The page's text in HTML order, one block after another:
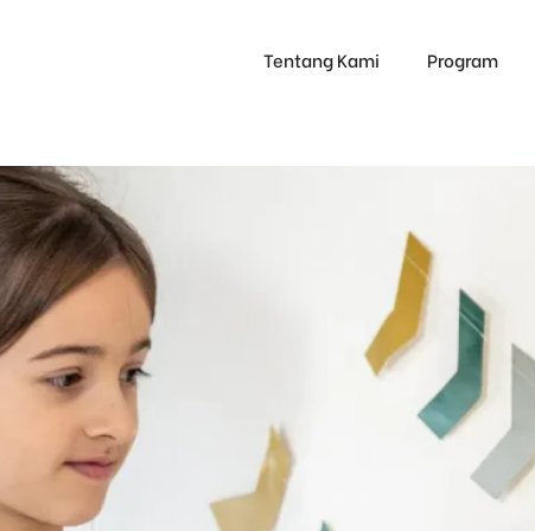
Tentang Kami Program